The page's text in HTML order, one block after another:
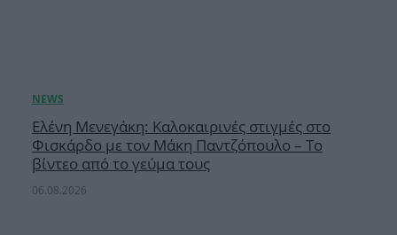
Ελένη Μενεγάκη: Καλοκαιρινές στιγμές στο
Φισκάρδο με τον Μάκη Παντζόπουλο – Το
βίντεο από το γεύμα τους
06.08.2026